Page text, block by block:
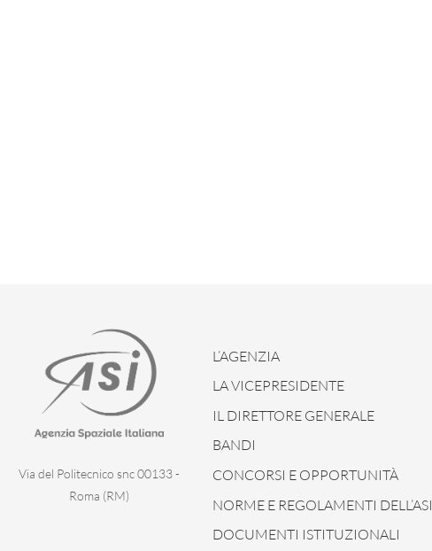
Via del Politecnico snc 00133 -
Roma (RM)
L’AGENZIA
LA VICEPRESIDENTE
IL DIRETTORE GENERALE
BANDI
CONCORSI E OPPORTUNITÀ
NORME E REGOLAMENTI DELL’ASI
DOCUMENTI ISTITUZIONALI